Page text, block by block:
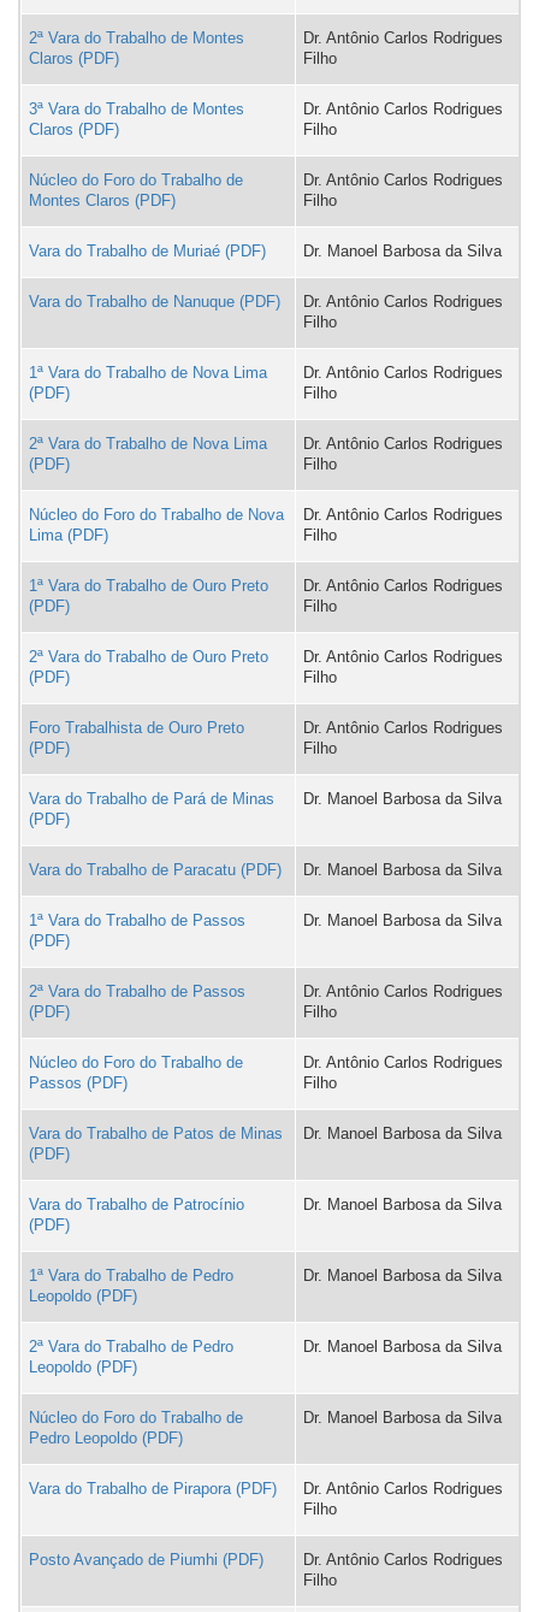
2ª Vara do Trabalho de Montes
Claros
Dr. Antônio Carlos Rodrigues
Filho
3ª Vara do Trabalho de Montes
Claros
Dr. Antônio Carlos Rodrigues
Filho
Núcleo do Foro do Trabalho de
Montes Claros
Dr. Antônio Carlos Rodrigues
Filho
Vara do Trabalho de Muriaé Dr. Manoel Barbosa da Silva
Vara do Trabalho de Nanuque
Dr. Antônio Carlos Rodrigues
Filho
1ª Vara do Trabalho de Nova Lima
Dr. Antônio Carlos Rodrigues
Filho
2ª Vara do Trabalho de Nova Lima
Dr. Antônio Carlos Rodrigues
Filho
Núcleo do Foro do Trabalho de Nova
Lima
Dr. Antônio Carlos Rodrigues
Filho
1ª Vara do Trabalho de Ouro Preto
Dr. Antônio Carlos Rodrigues
Filho
2ª Vara do Trabalho de Ouro Preto
Dr. Antônio Carlos Rodrigues
Filho
Foro Trabalhista de Ouro Preto
Dr. Antônio Carlos Rodrigues
Filho
Vara do Trabalho de Pará de Minas Dr. Manoel Barbosa da Silva
Vara do Trabalho de Paracatu Dr. Manoel Barbosa da Silva
1ª Vara do Trabalho de Passos Dr. Manoel Barbosa da Silva
2ª Vara do Trabalho de Passos
Dr. Antônio Carlos Rodrigues
Filho
Núcleo do Foro do Trabalho de
Passos
Dr. Antônio Carlos Rodrigues
Filho
Vara do Trabalho de Patos de Minas Dr. Manoel Barbosa da Silva
Vara do Trabalho de Patrocínio Dr. Manoel Barbosa da Silva
1ª Vara do Trabalho de Pedro
Leopoldo
Dr. Manoel Barbosa da Silva
2ª Vara do Trabalho de Pedro
Leopoldo
Dr. Manoel Barbosa da Silva
Núcleo do Foro do Trabalho de
Pedro Leopoldo
Dr. Manoel Barbosa da Silva
Vara do Trabalho de Pirapora
Dr. Antônio Carlos Rodrigues
Filho
Posto Avançado de Piumhi
Dr. Antônio Carlos Rodrigues
Filho